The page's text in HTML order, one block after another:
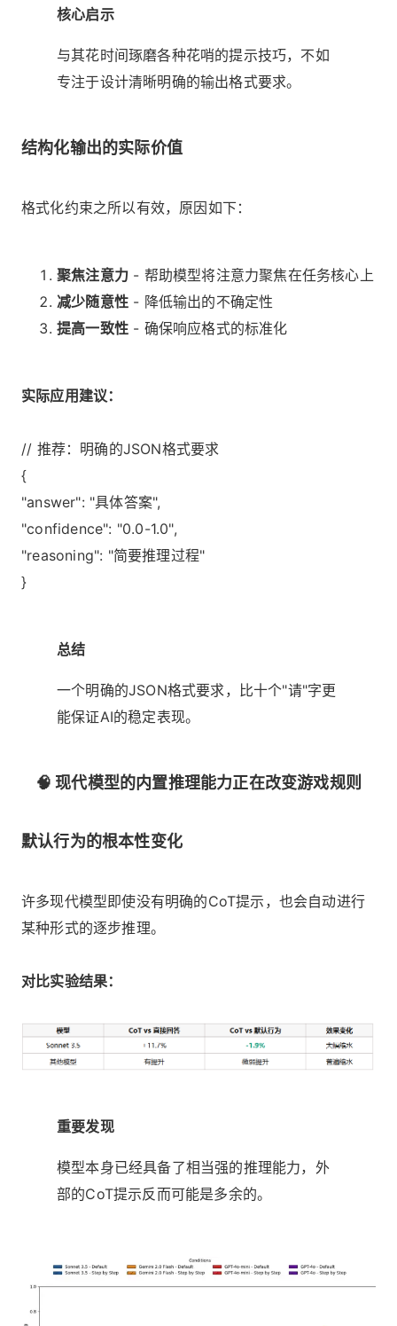
核心启示
与其花时间琢磨各种花哨的提示技巧，不如
专注于设计清晰明确的输出格式要求。
结构化输出的实际价值
格式化约束之所以有效，原因如下：
聚焦注意力 - 帮助模型将注意力聚焦在任务核心上
减少随意性 - 降低输出的不确定性
提高一致性 - 确保响应格式的标准化
实际应用建议：
// 推荐：明确的JSON格式要求
{
"answer": "具体答案",
"confidence": "0.0-1.0",
"reasoning": "简要推理过程"
}
总结
一个明确的JSON格式要求，比十个"请"字更
能保证AI的稳定表现。
🧠 现代模型的内置推理能力正在改变游戏规则
默认行为的根本性变化
许多现代模型即使没有明确的CoT提示，也会自动进行
某种形式的逐步推理。
对比实验结果：
重要发现
模型本身已经具备了相当强的推理能力，外
部的CoT提示反而可能是多余的。